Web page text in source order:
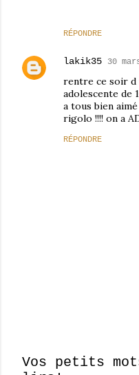
RÉPONDRE
lakik35 30
rentre ce soir d
adolescente de
a tous bien
rigolo !!!! on a
RÉPONDRE
Vos petits